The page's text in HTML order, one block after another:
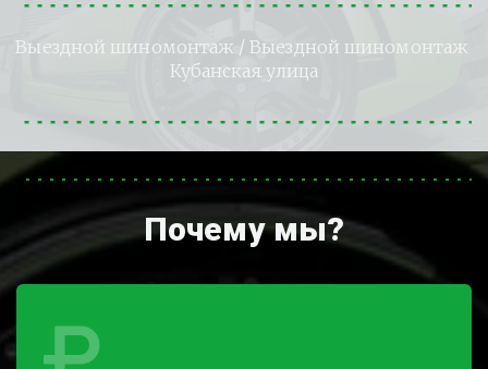
Выездной шиномонтаж / Выездной шиномонтаж
Кубанская улица
Почему мы?